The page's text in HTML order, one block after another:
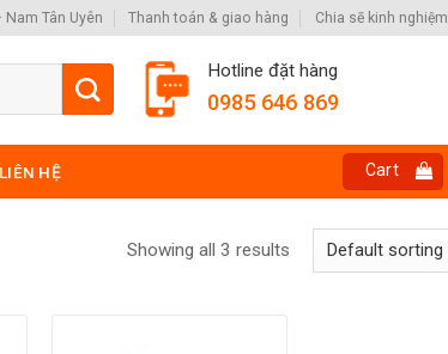
Tân Uyên Thanh toán & giao hàng Chia sẽ kinh nghiệm
Hotline đặt hàng
0985 646 869
LIÊN HỆ Cart
Showing all 3 results